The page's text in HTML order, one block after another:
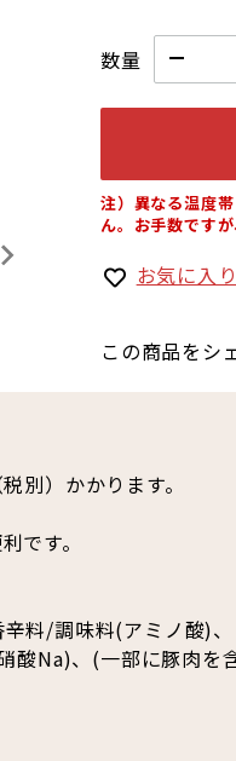
数量
注）異なる温度
ん。お手数です
お気に入
この商品をシ
別）かかります。
です。
料/調味料(アミノ酸)、
酸Na)、(一部に豚肉を